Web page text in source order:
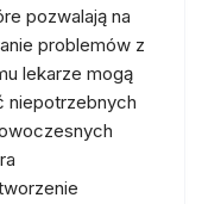
pozwalają na
problemów z
lekarze mogą
niepotrzebnych